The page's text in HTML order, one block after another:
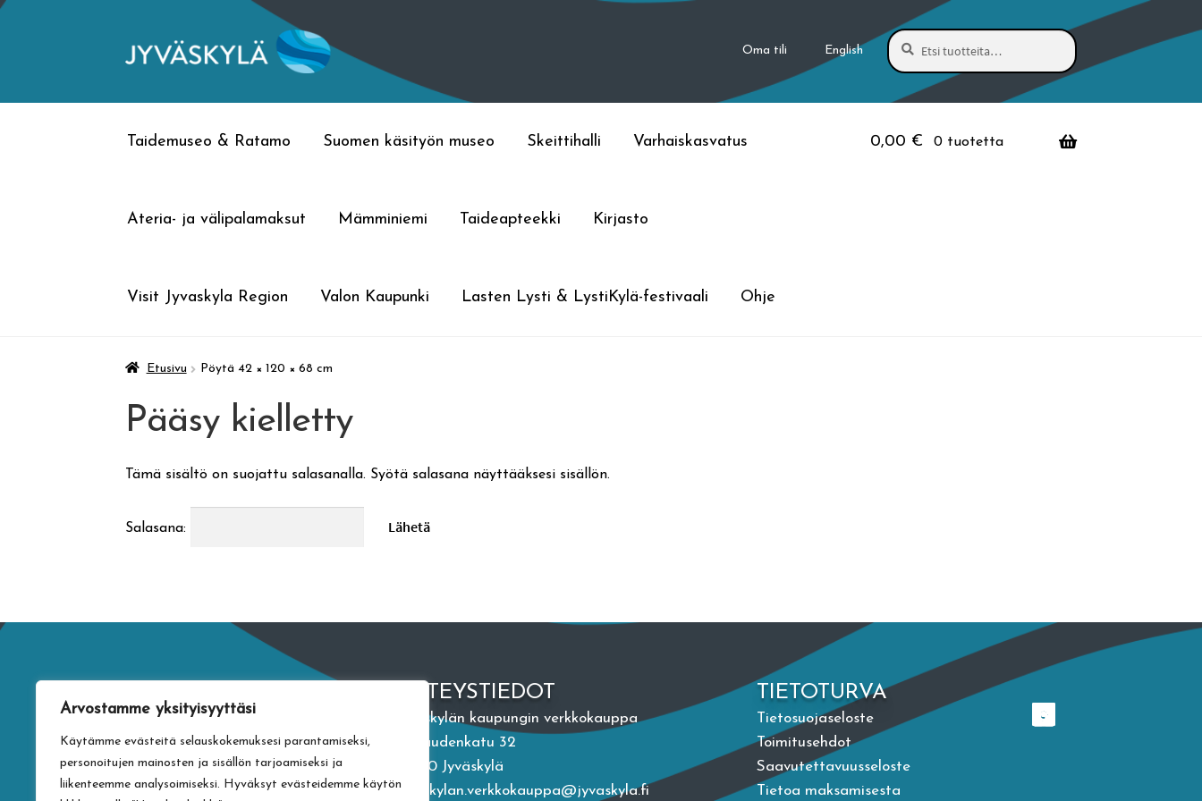
Arvostamme yksityisyyttäsi
Käytämme evästeitä selauskokemuksesi parantamiseksi,
personoitujen mainosten ja sisällön tarjoamiseksi ja
liikenteemme analysoimiseksi. Hyväksyt evästeidemme käytön
Siirry
Siirry
Oma tili English
Etsi:
Haku
Taidemuseo & Ratamo Suomen käsityön museo Skeittihalli Varhaiskasvatus
Ateria- ja välipalamaksut Mämminiemi Taideapteekki Kirjasto
Visit Jyvaskyla Region Valon Kaupunki Lasten Lysti & LystiKylä-festivaali Ohje
0,00 € 0 tuotetta
Etusivu Pöytä 42 × 120 × 68 cm
Pääsy kielletty
Tämä sisältö on suojattu salasanalla. Syötä salasana näyttääksesi sisällön.
Salasana:
YHTEYSTIEDOT
Jyväskylän kaupungin verkkokauppa
Vapaudenkatu 32
40100 Jyväskylä
jyvaskylan.verkkokauppa@jyvaskyla.fi
TIETOTURVA
Tietosuojaseloste
Toimitusehdot
Saavutettavuusseloste
Tietoa maksamisesta